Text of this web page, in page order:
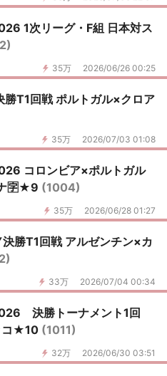
1次リーグ・F組 日本対ス
35万 2026/06/26 00:25
勝T1回戦 ポルトガル×クロア
35万 2026/07/03 01:08
コロンビア×ポルトガル
🈑★9 (1004)
35万 2026/06/28 01:27
勝T1回戦 アルゼンチン×カ
33万 2026/07/04 00:34
決勝トーナメント1回
コ★10 (1011)
32万 2026/06/30 03:51